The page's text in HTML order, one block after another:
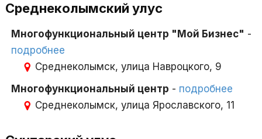
Среднеколымский улус
Многофункциональный центр "Мой Бизнес" -
подробнее
Среднеколымск, улица Навроцкого, 9
Многофункциональный центр - подробнее
Среднеколымск, улица Ярославского, 11